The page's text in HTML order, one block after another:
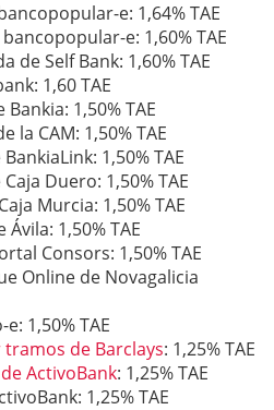
e: 1,64% TAE
e: 1,60% TAE
de Self Bank: 1,60% TAE
1,60 TAE
1,50% TAE
la CAM: 1,50% TAE
1,50% TAE
Duero: 1,50% TAE
Murcia: 1,50% TAE
1,50% TAE
Consors: 1,50% TAE
Online de Novagalicia
1,50% TAE
de Barclays: 1,25% TAE
ActivoBank: 1,25% TAE
1,25% TAE